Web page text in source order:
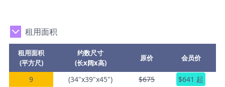
租用面积
租用面积
(平方尺)
约数尺寸
(长x阔x高)
原价 会员价
9 (34"x39"x45") $675
$641 起